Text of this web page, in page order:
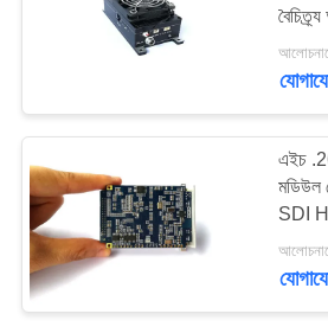
মিনি COFDM
বৈচিত্র্য
এইচ
মডিউল
SDI